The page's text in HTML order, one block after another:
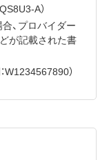
A）
、プロバイダー
が記載された書
W1234567890）